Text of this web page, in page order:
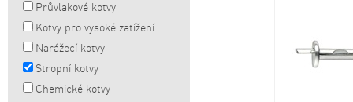
Průvlakové kotvy
Kotvy pro vysoké zatížení
Narážecí kotvy
Stropní kotvy
Chemické kotvy